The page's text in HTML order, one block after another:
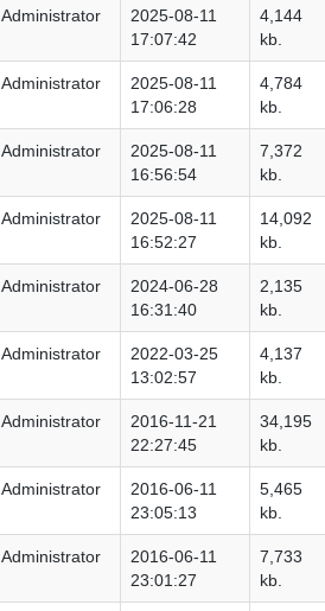
Administrator
2025-08-11
17:07:42
4,144
kb.
Administrator
2025-08-11
17:06:28
4,784
kb.
Administrator
2025-08-11
16:56:54
7,372
kb.
Administrator
2025-08-11
16:52:27
14,092
kb.
Administrator
2024-06-28
16:31:40
2,135
kb.
Administrator
2022-03-25
13:02:57
4,137
kb.
Administrator
2016-11-21
22:27:45
34,195
kb.
Administrator
2016-06-11
23:05:13
5,465
kb.
Administrator
2016-06-11
23:01:27
7,733
kb.